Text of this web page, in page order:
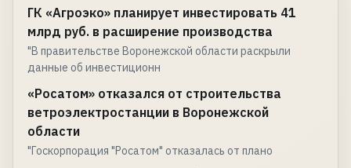
ГК «Агроэко» планирует инвестировать 41
млрд руб. в расширение производства
"В правительстве Воронежской области раскрыли
данные об инвестиционн
«Росатом» отказался от строительства
ветроэлектростанции в Воронежской
области
"Госкорпорация "Росатом" отказалась от плано